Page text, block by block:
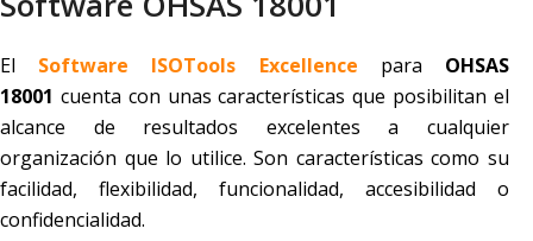
El Software ISOTools Excellence para OHSAS
18001 cuenta con unas características que posibilitan el
alcance de resultados excelentes a cualquier
organización que lo utilice. Son características como su
facilidad, flexibilidad, funcionalidad, accesibilidad o
confidencialidad.